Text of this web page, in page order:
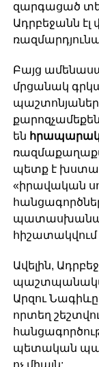
զարգացած
Ադրբեջանն
Բայց
մրցանակ
են
պետք է
«իրավական
հիշատակվում
Ավելին,
Արզու Նագիևը
որտեղ
պետական
ոչ միայն: